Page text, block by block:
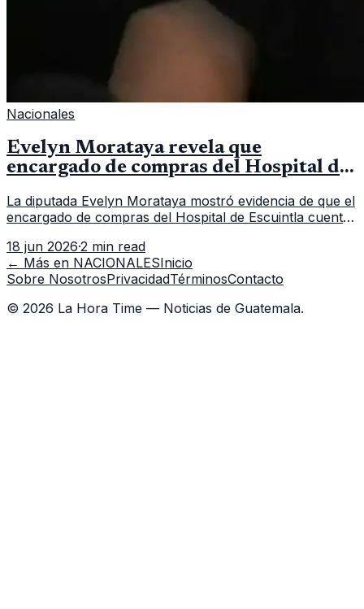
Nacionales
Evelyn Morataya revela que
encargado de compras del Hospital de
La diputada Evelyn Morataya mostró evidencia de que el
encargado de compras del Hospital de Escuintla cuenta
capacitación en la capital.
18 jun 2026·2 min read
← Más en NACIONALESInicio
Sobre NosotrosPrivacidadTérminosContacto
© 2026 La Hora Time — Noticias de Guatemala.